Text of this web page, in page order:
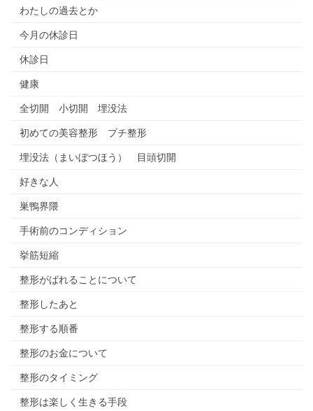
わたしの過去とか
今月の休診日
休診日
健康
全切開 小切開 埋没法
初めての美容整形 プチ整形
埋没法（まいぼつほう） 目頭切開
好きな人
巣鴨界隈
手術前のコンディション
挙筋短縮
整形がばれることについて
整形したあと
整形する順番
整形のお金について
整形のタイミング
整形は楽しく生きる手段